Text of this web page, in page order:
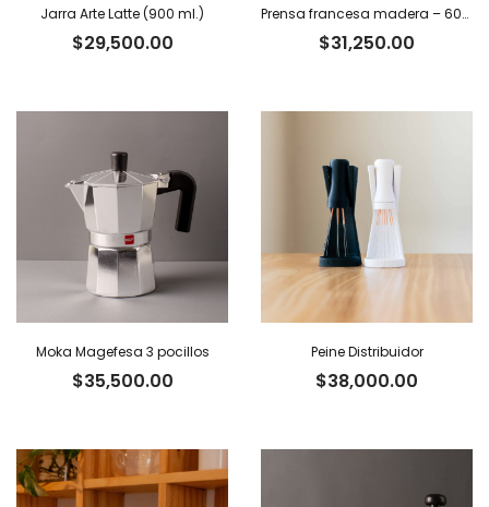
Jarra Arte Latte (900 ml.)
$29,500.00
Prensa francesa madera – 600 ml
$31,250.00
Moka Magefesa 3 pocillos
$35,500.00
Peine Distribuidor
$38,000.00